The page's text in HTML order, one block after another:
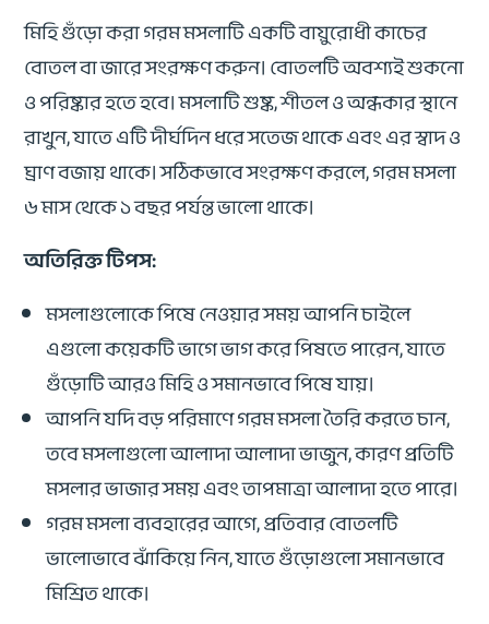
মিহি গুঁড়ো করা গরম মসলাটি একটি বায়ুরোধী কাচের
বোতল বা জারে সংরক্ষণ করুন। বোতলটি অবশ্যই শুকনো
ও পরিষ্কার হতে হবে। মসলাটি শুষ্ক, শীতল ও অন্ধকার স্থানে
রাখুন, যাতে এটি দীর্ঘদিন ধরে সতেজ থাকে এবং এর স্বাদ ও
ঘ্রাণ বজায় থাকে। সঠিকভাবে সংরক্ষণ করলে, গরম মসলা
৬ মাস থেকে ১ বছর পর্যন্ত ভালো থাকে।
অতিরিক্ত টিপস:
মসলাগুলোকে পিষে নেওয়ার সময় আপনি চাইলে
এগুলো কয়েকটি ভাগে ভাগ করে পিষতে পারেন, যাতে
গুঁড়োটি আরও মিহি ও সমানভাবে পিষে যায়।
আপনি যদি বড় পরিমাণে গরম মসলা তৈরি করতে চান,
তবে মসলাগুলো আলাদা আলাদা ভাজুন, কারণ প্রতিটি
মসলার ভাজার সময় এবং তাপমাত্রা আলাদা হতে পারে।
গরম মসলা ব্যবহারের আগে, প্রতিবার বোতলটি
ভালোভাবে ঝাঁকিয়ে নিন, যাতে গুঁড়োগুলো সমানভাবে
মিশ্রিত থাকে।